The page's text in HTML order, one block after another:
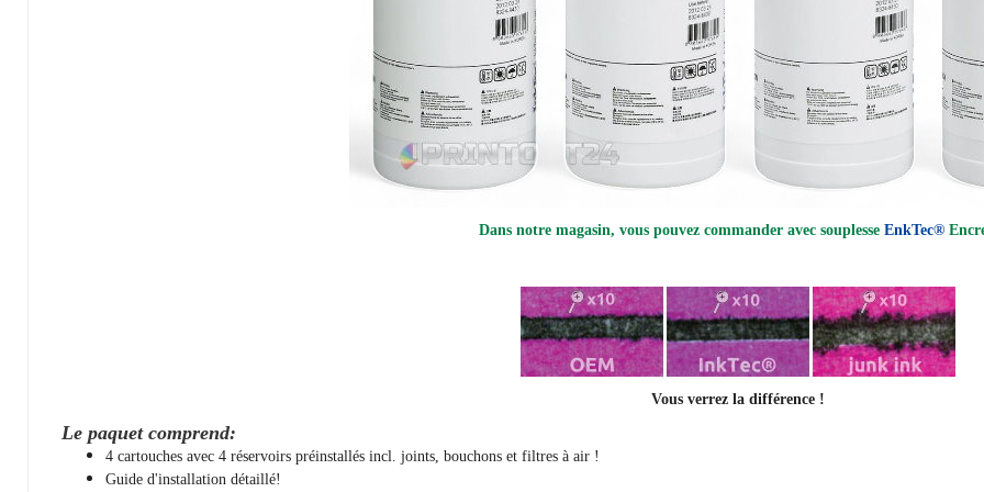
Dans notre magasin, vous pouvez commander avec souplesse EnkTec®
Vous verrez la différence !
Le paquet comprend:
4 cartouches avec 4 réservoirs préinstallés incl. joints, bouchons et filtres à air !
Guide d'installation détaillé!